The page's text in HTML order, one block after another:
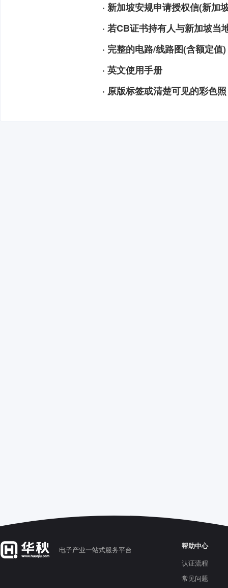
· 新加坡安规申请授权信(新加
· 若CB证书持有人与新加坡
· 完整的电路/线路图(含额定
· 英文使用手册
· 原版标签或清楚可见的彩色
电子产业一站式服务平台
帮助中心
认证流程
常见问题